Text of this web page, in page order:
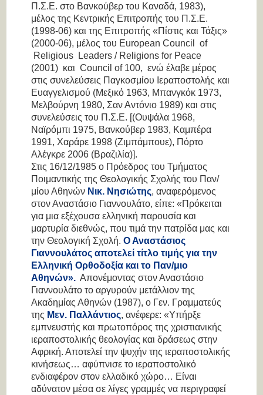
Π.Σ.Ε. στο Βανκούβερ του Καναδά, 1983),
μέλος της Κεντρικής Επιτροπής του Π.Σ.Ε.
(1998-06) και της Επιτροπής «Πίστις και Τάξις»
(2000-06), μέλος του European Council of
Religious Leaders / Religions for Peace
(2001) και Council of 100, ενώ έλαβε μέρος
στις συνελεύσεις Παγκοσμίου Ιεραποστολής και
Ευαγγελισμού (Μεξικό 1963, Μπανγκόκ 1973,
Μελβούρνη 1980, Σαν Αντόνιο 1989) και στις
συνελεύσεις του Π.Σ.Ε. [(Ουψάλα 1968,
Ναϊρόμπι 1975, Βανκούβερ 1983, Καμπέρα
1991, Χαράρε 1998 (Ζιμπάμπουε), Πόρτο
Αλέγκρε 2006 (Βραζιλία)].
Στις 16/12/1985 ο Πρόεδρος του Τμήματος
Ποιμαντικής της Θεολογικής Σχολής του Παν/
μίου Αθηνών Νικ. Νησιώτης, αναφερόμενος
στον Αναστάσιο Γιαννουλάτο, είπε:«Πρόκειται
για μια εξέχουσα ελληνική παρουσία και
μαρτυρία διεθνώς, που τιμά την πατρίδα μας και
την Θεολογική Σχολή.Ο Αναστάσιος
Γιαννουλάτος αποτελεί τίτλο τιμής για την
Ελληνική Ορθοδοξία και το Παν/μιο
Αθηνών». Απονέμοντας στον Αναστάσιο
Γιαννουλάτο το αργυρούν μετάλλιον της
Ακαδημίας Αθηνών (1987), ο Γεν. Γραμματεύς
της Μεν. Παλλάντιος, ανέφερε: «Υπήρξε
εμπνευστής και πρωτοπόρος της χριστιανικής
ιεραποστολικής θεολογίας και δράσεως στην
Αφρική. Αποτελεί την ψυχήν της ιεραποστολικής
κινήσεως… αφύπνισε το ιεραποστολικό
ενδιαφέρον στον ελλαδικό χώρο… Είναι
αδύνατον μέσα σε λίγες γραμμές να περιγραφεί